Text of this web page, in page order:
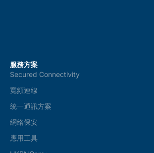
服務方案
Secured Connectivity
寬頻連線
統一通訊方案
網絡保安
應用工具